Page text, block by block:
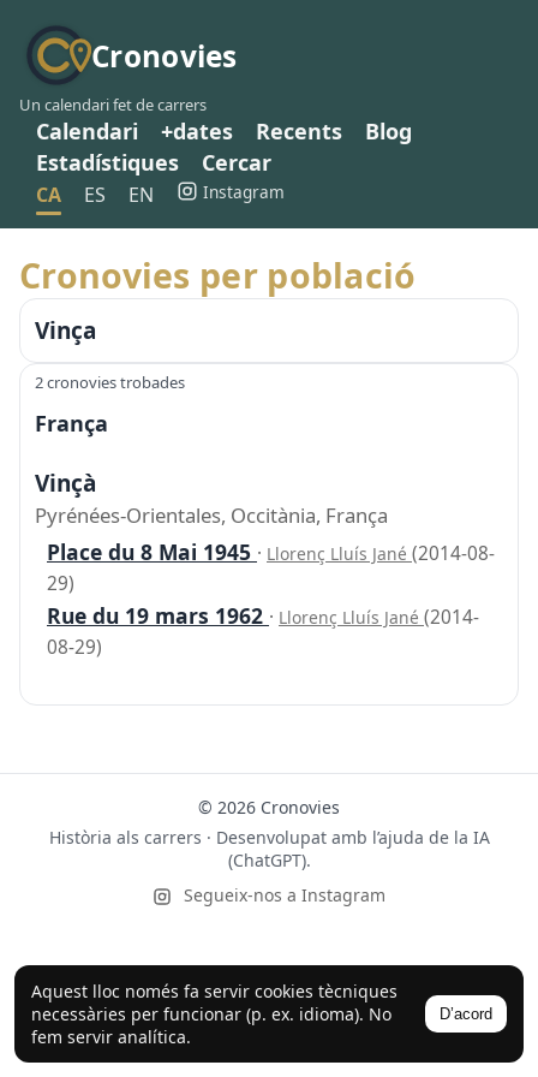
Cronovies
Un calendari fet de carrers
Calendari +dates Recents
Blog
Estadístiques
Cercar
CA ES EN Instagram
Aquest lloc només fa servir cookies tècniques
necessàries per funcionar (p. ex. idioma). No
fem servir analítica.
D’acord
Cronovies per població
Vinça
2 cronovies trobades
França
Vinçà
Pyrénées-Orientales, Occitània, França
Place du 8 Mai 1945 · Llorenç Lluís Jané (2014-08-
29)
Rue du 19 mars 1962 · Llorenç Lluís Jané (2014-
08-29)
© 2026 Cronovies
Història als carrers · Desenvolupat amb l’ajuda de la IA
(ChatGPT).
Segueix-nos a Instagram